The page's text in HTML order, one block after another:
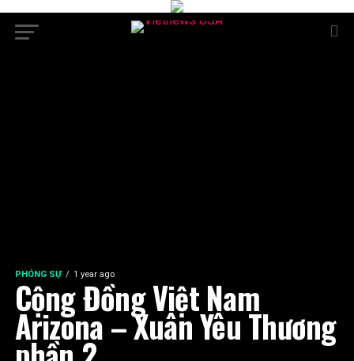
PHÓNG SỰ 1 year ago
Cộng Đồng Việt Nam
Arizona – Xuân Yêu Thương